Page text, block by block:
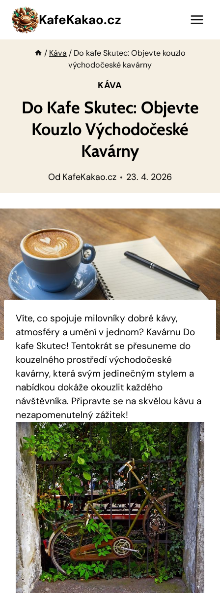
Přeskočit
obsah
KafeKakao.cz
/ Káva / Do kafe Skutec: Objevte kouzlo
východočeské kavárny
KÁVA
Do Kafe Skutec: Objevte
Kouzlo Východočeské
Kavárny
Od KafeKakao.cz 23. 4. 2026
Víte, co spojuje milovníky dobré kávy,
atmosféry a umění v jednom? Kavárnu Do
kafe Skutec! Tentokrát se přesuneme do
kouzelného prostředí východočeské
kavárny, která svým jedinečným stylem a
nabídkou dokáže okouzlit každého
návštěvníka. Připravte se na skvělou kávu a
nezapomenutelný zážitek!